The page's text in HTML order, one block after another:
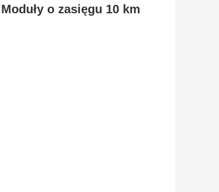
o zasięgu 10 km